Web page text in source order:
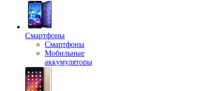
Смартфоны
Смартфоны
Мобильные
аккумуляторы